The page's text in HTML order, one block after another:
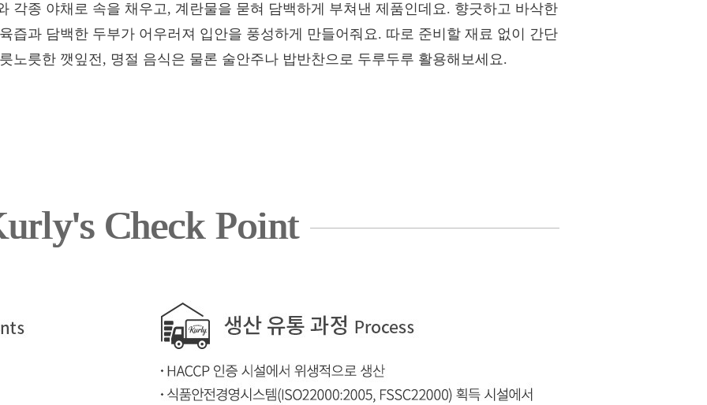
각종 야채로 속을 채우고, 계란물을 묻혀 담백하게 부쳐낸 제품인데요. 향긋하고 바삭한
즙과 담백한 두부가 어우러져 입안을 풍성하게 만들어줘요. 따로 준비할 재료 없이 간단
노릇한 깻잎전, 명절 음식은 물론 술안주나 밥반찬으로 두루두루 활용해보세요.
Check Point